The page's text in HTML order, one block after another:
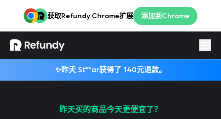
获取Refundy Chrome扩展 添加到Chrome
登录
✨昨天 St**ar获得了 140元退款。
昨天买的商品今天更便宜了？